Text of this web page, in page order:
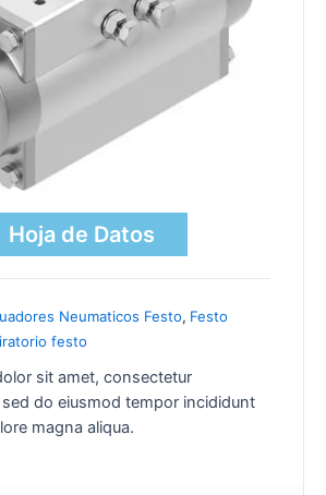
Hoja de Datos
Neumaticos Festo, Festo
festo
sit amet, consectetur
do eiusmod tempor incididunt
magna aliqua.